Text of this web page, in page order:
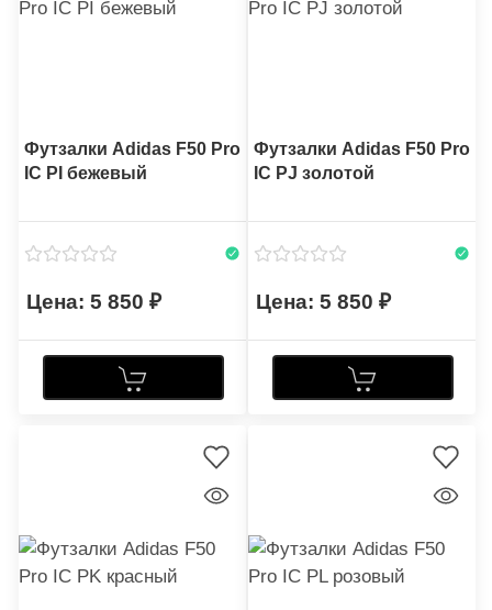
Футзалки Adidas F50 Pro
IC PI бежевый
5 850
Футзалки Adidas F50 Pro
IC PJ золотой
5 850